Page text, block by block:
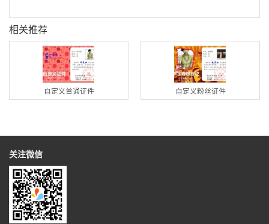
相关推荐
自定义普通证件 自定义粉丝证件
关注微信